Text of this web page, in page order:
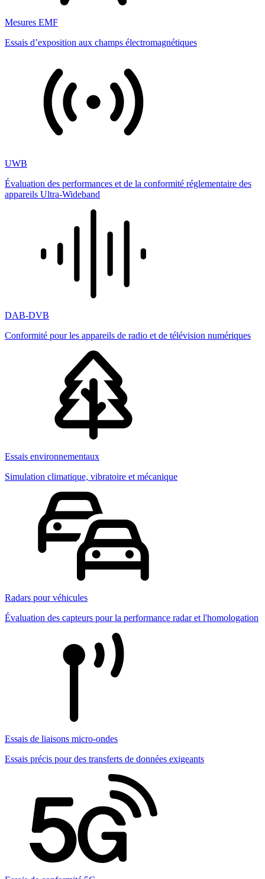
Mesures EMF
Essais d’exposition aux champs électromagnétiques
UWB
Évaluation des performances et de la conformité réglementaire des
appareils Ultra-Wideband
DAB-DVB
Conformité pour les appareils de radio et de télévision numériques
Essais environnementaux
Simulation climatique, vibratoire et mécanique
Radars pour véhicules
Évaluation des capteurs pour la performance radar et l'homologation
Essais de liaisons micro-ondes
Essais précis pour des transferts de données exigeants